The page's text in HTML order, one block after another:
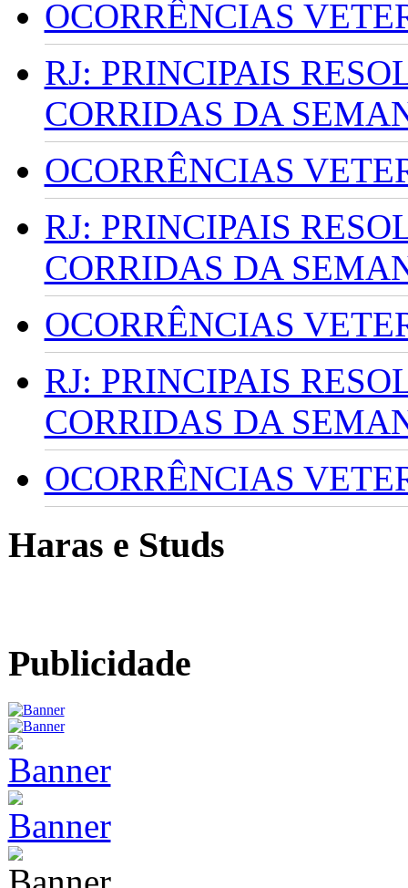
OCORRÊNCIAS
RJ: PRINCIPAIS
CORRIDAS DA
OCORRÊNCIAS
RJ: PRINCIPAIS
CORRIDAS DA
OCORRÊNCIAS
RJ: PRINCIPAIS
CORRIDAS DA
OCORRÊNCIAS
Haras e Studs
Publicidade